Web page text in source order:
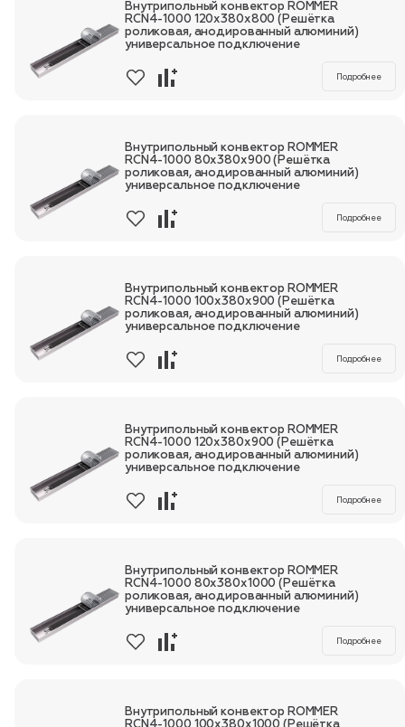
Подробнее
Внутрипольный конвектор ROMMER
RCN4-1000 120х380х800 (Решётка
роликовая, анодированный алюминий)
универсальное подключение
Подробнее
Внутрипольный конвектор ROMMER
RCN4-1000 80х380х900 (Решётка
роликовая, анодированный алюминий)
универсальное подключение
Подробнее
Внутрипольный конвектор ROMMER
RCN4-1000 100х380х900 (Решётка
роликовая, анодированный алюминий)
универсальное подключение
Подробнее
Внутрипольный конвектор ROMMER
RCN4-1000 120х380х900 (Решётка
роликовая, анодированный алюминий)
универсальное подключение
Подробнее
Внутрипольный конвектор ROMMER
RCN4-1000 80х380х1000 (Решётка
роликовая, анодированный алюминий)
универсальное подключение
Внутрипольный конвектор ROMMER